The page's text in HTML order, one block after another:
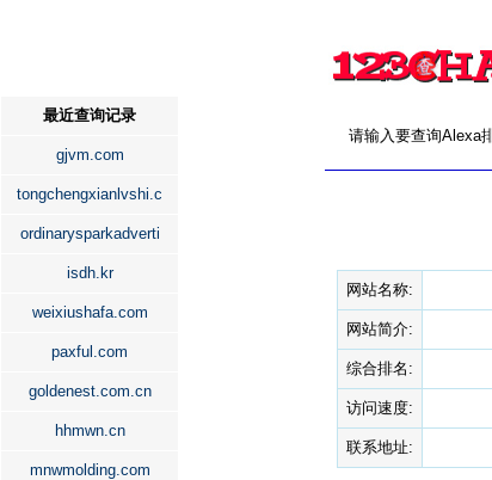
最近查询记录
gjvm.com
tongchengxianlvshi.c
ordinarysparkadverti
isdh.kr
weixiushafa.com
paxful.com
goldenest.com.cn
hhmwn.cn
mnwmolding.com
请输入要查询Alexa
网站名称:
网站简介:
综合排名:
访问速度:
联系地址: